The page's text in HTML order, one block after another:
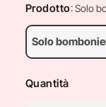
Prodotto: Solo
Quantità